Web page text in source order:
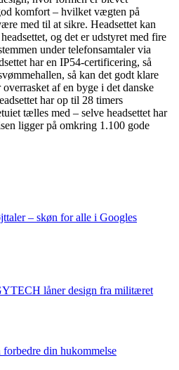
komfort – hvilket vægten på
med til at sikre. Headsettet kan
og det er udstyret med fire
under telefonsamtaler via
har en IP54-certificering, så
så kan det godt klare
af en byge i det danske
har op til 28 timers
tælles med – selve headsettet har
ligger på omkring 1.100 gode
– skøn for alle i Googles
låner design fra militæret
din hukommelse